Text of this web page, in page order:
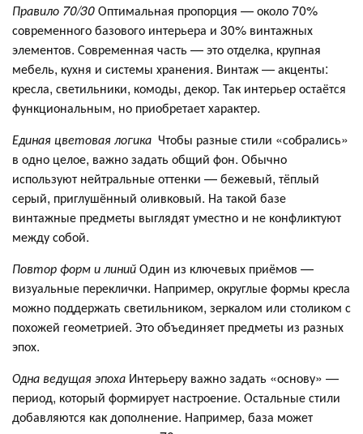
Правило 70/30Оптимальная пропорция — около 70%
современного базового интерьера и 30% винтажных
элементов. Современная часть — это отделка, крупная
мебель, кухня и системы хранения. Винтаж — акценты:
кресла, светильники, комоды, декор. Так интерьер остаётся
функциональным, но приобретает характер.
Единая цветовая логика Чтобы разные стили «собрались»
в одно целое, важно задать общий фон. Обычно
используют нейтральные оттенки — бежевый, тёплый
серый, приглушённый оливковый. На такой базе
винтажные предметы выглядят уместно и не конфликтуют
между собой.
Повтор форм и линийОдин из ключевых приёмов —
визуальные переклички. Например, округлые формы кресла
можно поддержать светильником, зеркалом или столиком с
похожей геометрией. Это объединяет предметы из разных
эпох.
Одна ведущая эпоха Интерьеру важно задать «основу» —
период, который формирует настроение. Остальные стили
добавляются как дополнение. Например, база может